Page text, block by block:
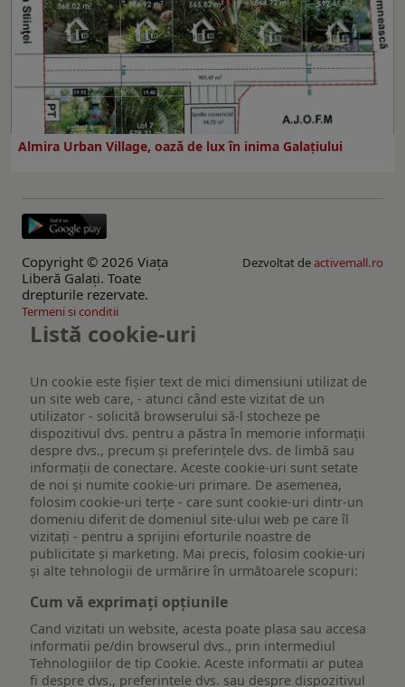
Almira Urban Village, oază de lux în inima Galațiului
Copyright © 2026 Viaţa
Liberă Galaţi. Toate
drepturile rezervate.
Dezvoltat deactivemall.ro
Termeni si conditii
Listă cookie-uri
Un cookie este fişier text de mici dimensiuni utilizat de
un site web care, - atunci când este vizitat de un
utilizator - solicită browserului să-l stocheze pe
dispozitivul dvs. pentru a păstra în memorie informații
despre dvs., precum și preferințele dvs. de limbă sau
informații de conectare. Aceste cookie-uri sunt setate
de noi și numite cookie-uri primare. De asemenea,
folosim cookie-uri terțe - care sunt cookie-uri dintr-un
domeniu diferit de domeniul site-ului web pe care îl
vizitați - pentru a sprijini eforturile noastre de
publicitate și marketing. Mai precis, folosim cookie-uri
și alte tehnologii de urmărire în următoarele scopuri:
Cum vă exprimați opțiunile
Cand vizitati un website, acesta poate plasa sau accesa
informatii pe/din browserul dvs., prin intermediul
Tehnologiilor de tip Cookie. Aceste informatii ar putea
fi despre dvs., preferintele dvs. sau despre dispozitivul